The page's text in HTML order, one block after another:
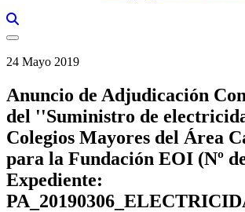
24 Mayo 2019
Anuncio de Adjudicación
del ''Suministro de
Colegios Mayores del Área
para la Fundación EOI (Nº
Expediente: